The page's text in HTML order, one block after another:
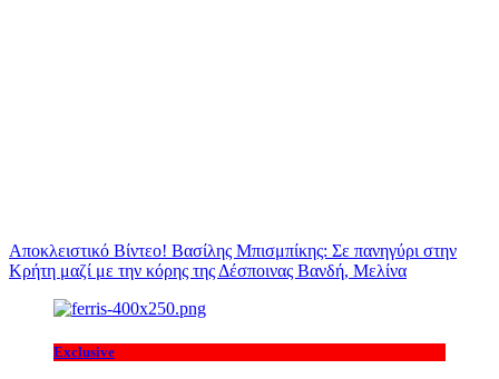
Αποκλειστικό Βίντεο! Βασίλης Μπισμπίκης: Σε πανηγύρι στην
Κρήτη μαζί με την κόρης της Δέσποινας Βανδή, Μελίνα
Exclusive